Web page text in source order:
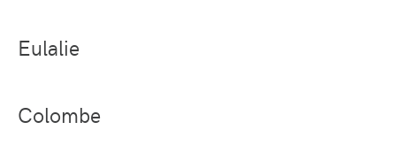
Eulalie
Colombe